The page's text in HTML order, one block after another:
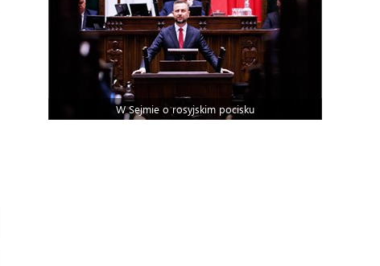
W Sejmie o rosyjskim pocisku